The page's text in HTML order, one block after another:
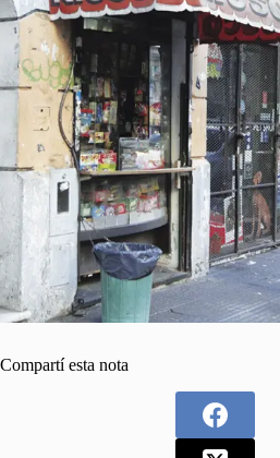
Compartí esta nota